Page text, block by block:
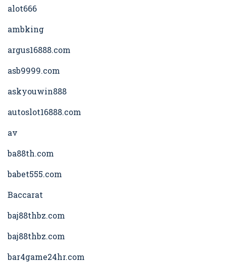
alot666
ambking
argus16888.com
asb9999.com
askyouwin888
autoslot16888.com
av
ba88th.com
babet555.com
Baccarat
baj88thbz.com
baj88thbz.com
bar4game24hr.com